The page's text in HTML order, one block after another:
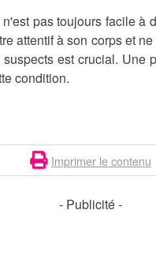
pas toujours facile à
attentif à son corps et
est crucial. Une
condition.
Imprimer le contenu
- Publicité -